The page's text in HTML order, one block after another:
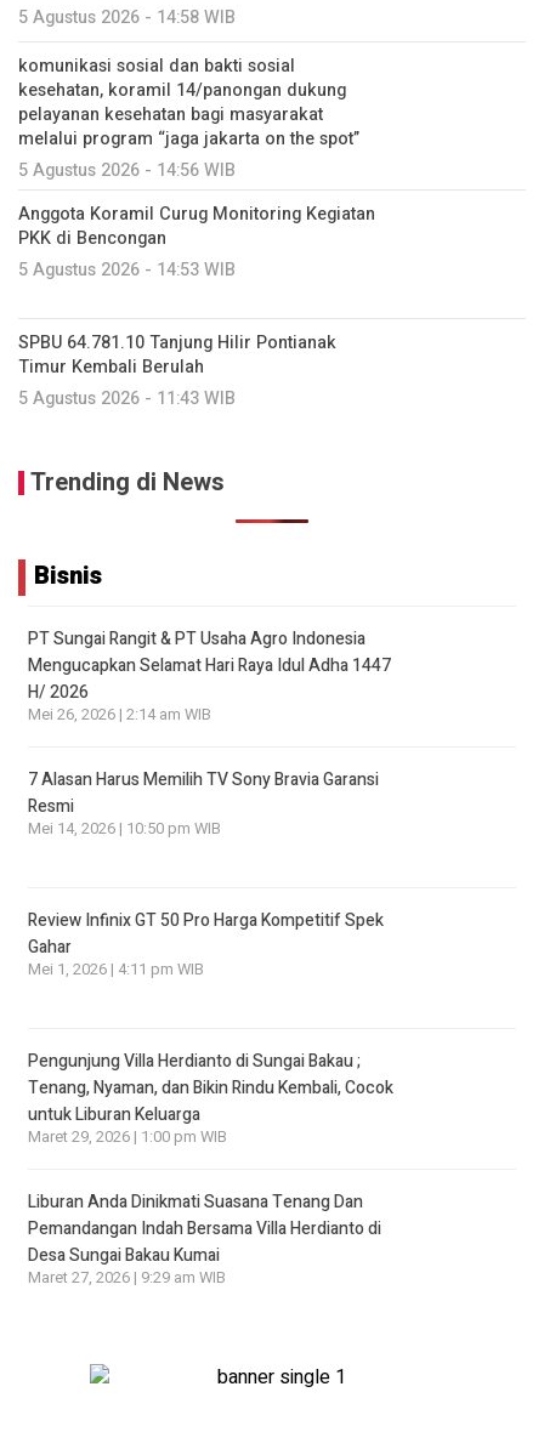
5 Agustus 2026 - 14:58 WIB
komunikasi sosial dan bakti sosial
kesehatan, koramil 14/panongan dukung
pelayanan kesehatan bagi masyarakat
melalui program “jaga jakarta on the spot”
5 Agustus 2026 - 14:56 WIB
Anggota Koramil Curug Monitoring Kegiatan
PKK di Bencongan
5 Agustus 2026 - 14:53 WIB
SPBU 64.781.10 Tanjung Hilir Pontianak
Timur Kembali Berulah
5 Agustus 2026 - 11:43 WIB
Trending di News
Bisnis
PT Sungai Rangit & PT Usaha Agro Indonesia
Mengucapkan Selamat Hari Raya Idul Adha 1447
H/ 2026
Mei 26, 2026 | 2:14 am WIB
7 Alasan Harus Memilih TV Sony Bravia Garansi
Resmi
Mei 14, 2026 | 10:50 pm WIB
Review Infinix GT 50 Pro Harga Kompetitif Spek
Gahar
Mei 1, 2026 | 4:11 pm WIB
Pengunjung Villa Herdianto di Sungai Bakau ;
Tenang, Nyaman, dan Bikin Rindu Kembali, Cocok
untuk Liburan Keluarga
Maret 29, 2026 | 1:00 pm WIB
Liburan Anda Dinikmati Suasana Tenang Dan
Pemandangan Indah Bersama Villa Herdianto di
Desa Sungai Bakau Kumai
Maret 27, 2026 | 9:29 am WIB